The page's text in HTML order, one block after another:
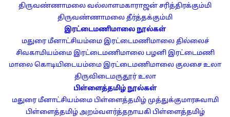
திருவண்ணாமலை வல்லாளமகாராஜன் சரித்திரக்கும்மி
திருவண்ணாமலை தீர்த்தக்கும்மி
இரட்டைமணிமாலை நூல்கள்
மதுரை மீனாட்சியம்மை இரட்டைமணிமாலை தில்லைச்
சிவகாமியம்மை இரட்டைமணிமாலை பழனி இரட்டைமணி
மாலைகொடியிடையம்மை இரட்டைமணிமாலை குலசை உலா
திருவிடைமருதூர் உலா
பிள்ளைத்தமிழ் நூல்கள்
மதுரை மீனாட்சியம்மை பிள்ளைத்தமிழ் முத்துக்குமாரசுவாமி
பிள்ளைத்தமிழ் அறம்வளர்த்தநாயகி பிள்ளைத்தமிழ்